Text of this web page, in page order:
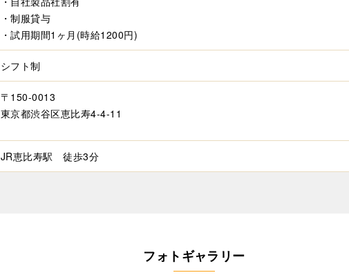
・制服貸与
・試用期間1ヶ月(時給1200円)
シフト制
〒150-0013
東京都渋谷区恵比寿4-4-11
JR恵比寿駅 徒歩3分
フォトギャラリー